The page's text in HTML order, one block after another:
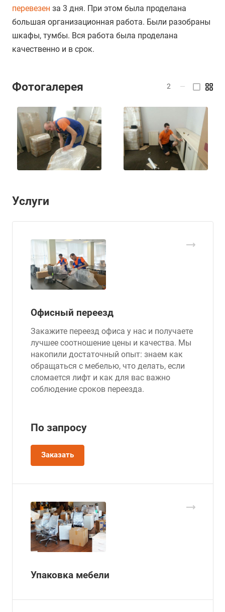
перевезен за 3 дня. При этом была проделана
большая организационная работа. Были разобраны
шкафы, тумбы. Вся работа была проделана
качественно и в срок.
Фотогалерея 2 —
Услуги
Офисный переезд
Закажите переезд офиса у нас и получаете
лучшее соотношение цены и качества. Мы
накопили достаточный опыт: знаем как
обращаться с мебелью, что делать, если
сломается лифт и как для вас важно
соблюдение сроков переезда.
По запросу
Заказать
Упаковка мебели